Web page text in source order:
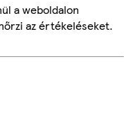
a weboldalon
az értékeléseket.